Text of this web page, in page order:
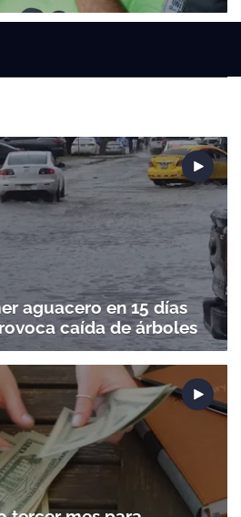
aguacero en 15 días
caída de árboles